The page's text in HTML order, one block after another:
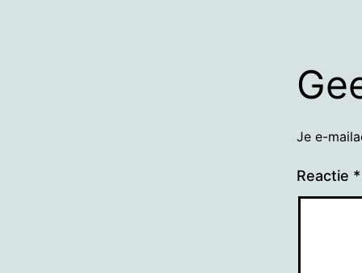
Je e-
Reactie *